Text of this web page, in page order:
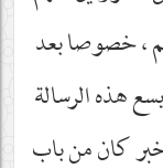
، خصوصا بعد
هذه الرسالة
كان من باب